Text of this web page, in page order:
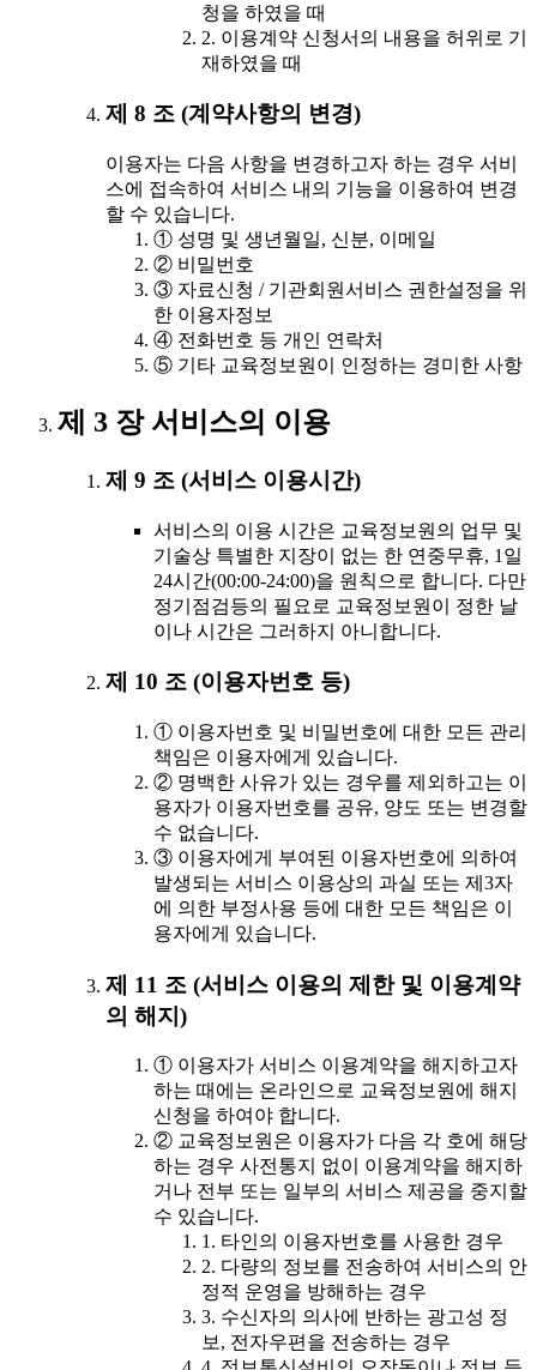
청을 하였을 때
2. 이용계약 신청서의 내용을 허위로 기
재하였을 때
제 8 조 (계약사항의 변경)
이용자는 다음 사항을 변경하고자 하는 경우 서비
스에 접속하여 서비스 내의 기능을 이용하여 변경
할 수 있습니다.
① 성명 및 생년월일, 신분, 이메일
② 비밀번호
③ 자료신청 / 기관회원서비스 권한설정을 위
한 이용자정보
④ 전화번호 등 개인 연락처
⑤ 기타 교육정보원이 인정하는 경미한 사항
제 3 장 서비스의 이용
제 9 조 (서비스 이용시간)
서비스의 이용 시간은 교육정보원의 업무 및
기술상 특별한 지장이 없는 한 연중무휴, 1일
24시간(00:00-24:00)을 원칙으로 합니다. 다만
정기점검등의 필요로 교육정보원이 정한 날
이나 시간은 그러하지 아니합니다.
제 10 조 (이용자번호 등)
① 이용자번호 및 비밀번호에 대한 모든 관리
책임은 이용자에게 있습니다.
② 명백한 사유가 있는 경우를 제외하고는 이
용자가 이용자번호를 공유, 양도 또는 변경할
수 없습니다.
③ 이용자에게 부여된 이용자번호에 의하여
발생되는 서비스 이용상의 과실 또는 제3자
에 의한 부정사용 등에 대한 모든 책임은 이
용자에게 있습니다.
제 11 조 (서비스 이용의 제한 및 이용계약
의 해지)
① 이용자가 서비스 이용계약을 해지하고자
하는 때에는 온라인으로 교육정보원에 해지
신청을 하여야 합니다.
② 교육정보원은 이용자가 다음 각 호에 해당
하는 경우 사전통지 없이 이용계약을 해지하
거나 전부 또는 일부의 서비스 제공을 중지할
수 있습니다.
1. 타인의 이용자번호를 사용한 경우
2. 다량의 정보를 전송하여 서비스의 안
정적 운영을 방해하는 경우
3. 수신자의 의사에 반하는 광고성 정
보, 전자우편을 전송하는 경우